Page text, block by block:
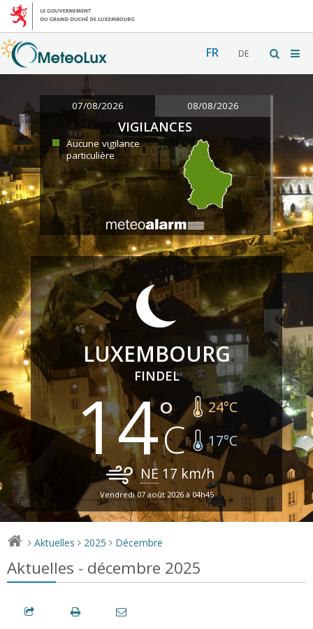
FR DE
07/08/2026 08/08/2026
VIGILANCES
Aucune vigilance
particulière
LUXEMBOURG
FINDEL
14 24°C
17°C
NE 17 km/h
Vendredi 07 août 2026 à 04h45
> Aktuelles > 2025 > Décembre
Aktuelles - décembre 2025